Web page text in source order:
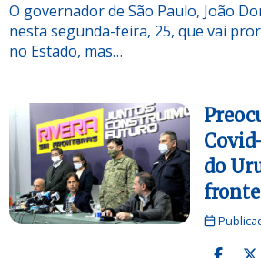
O governador de São Paulo, João
nesta segunda-feira, 25, que vai
no Estado, mas…
do